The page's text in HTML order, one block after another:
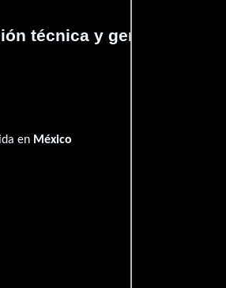
técnica y general
en México